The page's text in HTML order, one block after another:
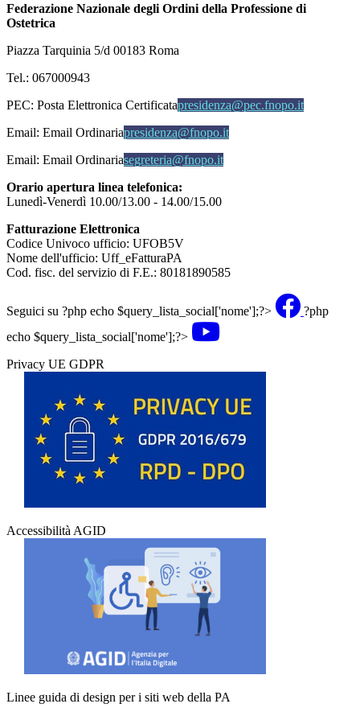
Federazione Nazionale degli Ordini della Professione di
Ostetrica
Piazza Tarquinia 5/d 00183 Roma
Tel.: 067000943
PEC: Posta Elettronica Certificatapresidenza@pec.fnopo.it
Email: Email Ordinariapresidenza@fnopo.it
Email: Email Ordinariasegreteria@fnopo.it
Orario apertura linea telefonica:
Lunedì-Venerdì 10.00/13.00 - 14.00/15.00
Fatturazione Elettronica
Codice Univoco ufficio: UFOB5V
Nome dell'ufficio: Uff_eFatturaPA
Cod. fisc. del servizio di F.E.: 80181890585
Seguici su ?php echo $query_lista_social['nome'];?>
?php
echo $query_lista_social['nome'];?>
Privacy UE GDPR
Accessibilità AGID
Linee guida di design per i siti web della PA